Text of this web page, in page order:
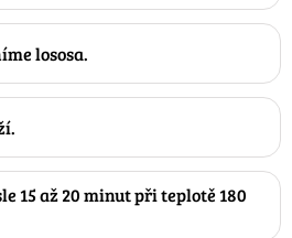
lososa.
15 až 20 minut při teplotě 180